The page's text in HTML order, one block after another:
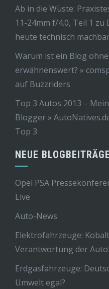
Ab in die Wüste:
11-24mm f/4.0, Teil 1 zu
heute technisch
Warum ist ein Blog
erwähnenswert? »
auf Buzzriders
Top 3 Autos 2013 –
Blogger »
Top 3
NEUE BLOGBEITRÄGE
Opel PSA
Live
Auto-News
Elektrofahrzeuge:
Verantwortung der
Erdgasfahrzeuge:
Umwelt egal?